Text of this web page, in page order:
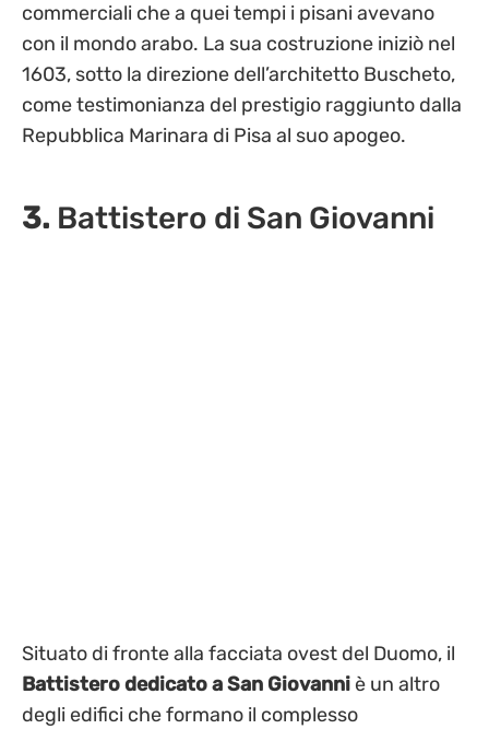
commerciali che a quei tempi i pisani avevano
con il mondo arabo. La sua costruzione iniziò nel
1603, sotto la direzione dell’architetto Buscheto,
come testimonianza del prestigio raggiunto dalla
Repubblica Marinara di Pisa al suo apogeo.
3. Battistero di San Giovanni
Situato di fronte alla facciata ovest del Duomo, il
Battistero dedicato a San Giovanni è un altro
degli edifici che formano il complesso